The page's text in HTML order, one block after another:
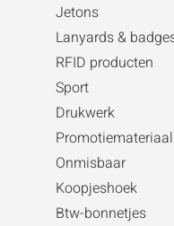
Jetons
Lanyards &
RFID producten
Sport
Drukwerk
Promotiemateriaal
Onmisbaar
Koopjeshoek
Btw-bonnetjes